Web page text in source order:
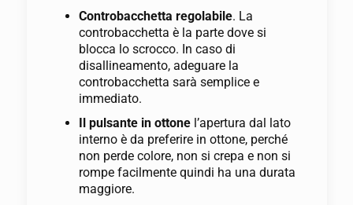
Controbacchetta regolabile. La
controbacchetta è la parte dove si
blocca lo scrocco. In caso di
disallineamento, adeguare la
controbacchetta sarà semplice e
immediato.
Il pulsante in ottonel’apertura dal lato
interno è da preferire in ottone, perché
non perde colore, non si crepa e non si
rompe facilmente quindi ha una durata
maggiore.